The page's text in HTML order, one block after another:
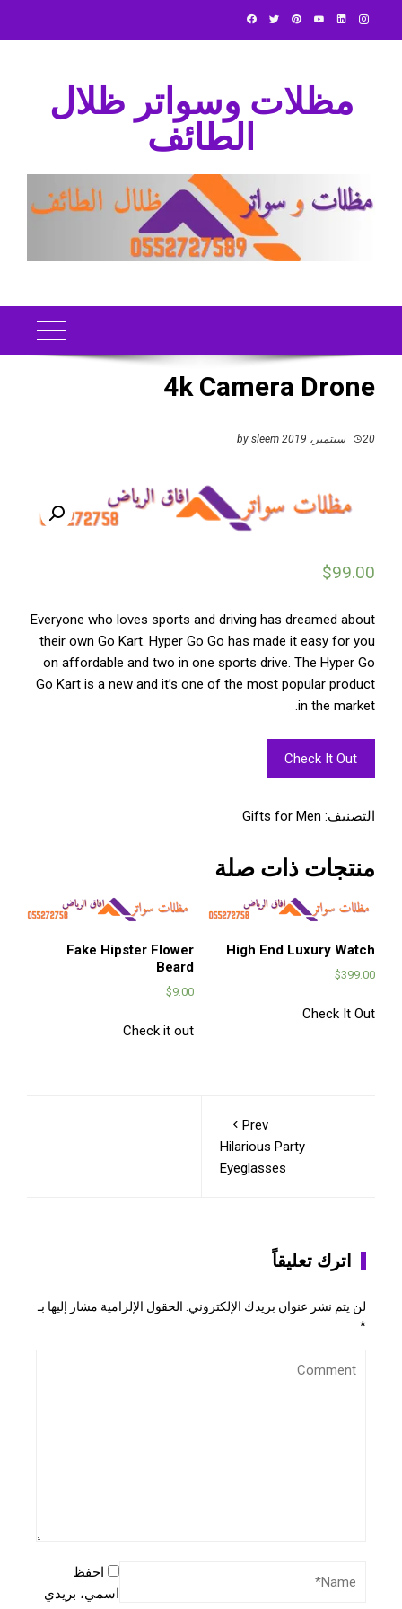
مظلات وسواتر ظلال
الطائف
4k Camera Drone
20 سبتمبر، 2019 sleem
$99.00
Everyone who loves sports and driving has dreamed about
their own Go Kart. Hyper Go Go has made it easy for you
on affordable and two in one sports drive. The Hyper Go
Go Kart is a new and it’s one of the most popular product
in the market.
Check It Out
التصنيف: Gifts for Men
منتجات ذات صلة
High End Luxury Watch
$399.00
Check It Out
Fake Hipster Flower
Beard
$9.00
Check it out
Prev
Hilarious Party
Eyeglasses
اترك تعليقاً
لن يتم نشر عنوان بريدك الإلكتروني. الحقول الإلزامية مشار إليها بـ
*
احفظ
اسمي، بريدي